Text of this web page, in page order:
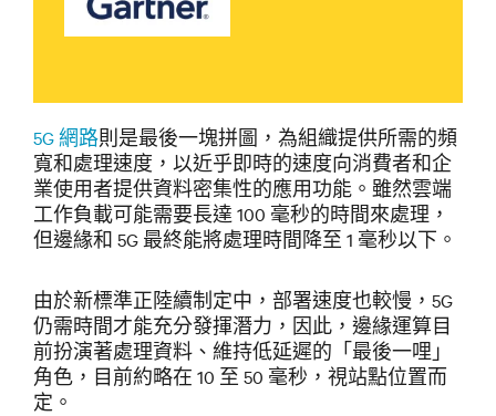
5G 網路則是最後一塊拼圖，為組織提供所需的頻
寬和處理速度，以近乎即時的速度向消費者和企
業使用者提供資料密集性的應用功能。雖然雲端
工作負載可能需要長達 100 毫秒的時間來處理，
但邊緣和 5G 最終能將處理時間降至 1 毫秒以下。
由於新標準正陸續制定中，部署速度也較慢，5G
仍需時間才能充分發揮潛力，因此，邊緣運算目
前扮演著處理資料、維持低延遲的「最後一哩」
角色，目前約略在 10 至 50 毫秒，視站點位置而
定。